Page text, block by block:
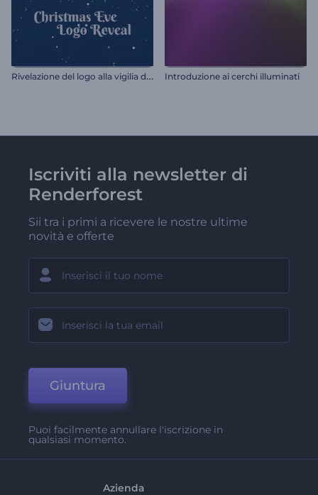
R
ivelazione del logo alla vigilia di Natale Introduzione ai cerchi illuminati
Iscriviti alla newsletter di
Renderforest
Sii tra i primi a ricevere le nostre ultime
novità e offerte
Giuntura
Puoi facilmente annullare l'iscrizione in
qualsiasi momento.
Azienda